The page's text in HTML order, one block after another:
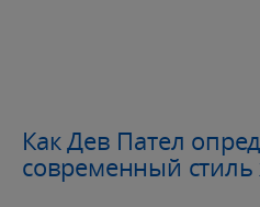
Как Дев Пател
современный